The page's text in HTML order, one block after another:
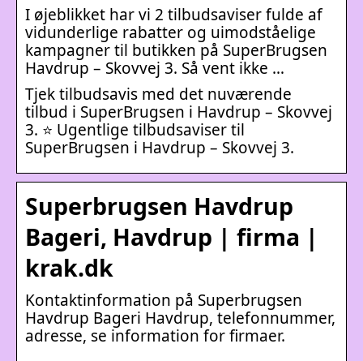
I øjeblikket har vi 2 tilbudsaviser fulde af
vidunderlige rabatter og uimodståelige
kampagner til butikken på SuperBrugsen
Havdrup – Skovvej 3. Så vent ikke …
Tjek tilbudsavis med det nuværende
tilbud i SuperBrugsen i Havdrup – Skovvej
3. ⭐ Ugentlige tilbudsaviser til
SuperBrugsen i Havdrup – Skovvej 3.
Superbrugsen Havdrup
Bageri, Havdrup | firma |
krak.dk
Kontaktinformation på Superbrugsen
Havdrup Bageri Havdrup, telefonnummer,
adresse, se information for firmaer.